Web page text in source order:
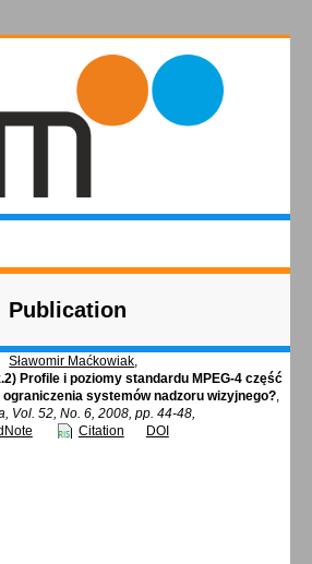
Publication
Sławomir Maćkowiak,
Profile i poziomy standardu MPEG-4 część
ograniczenia systemów nadzoru wizyjnego?,
Vol. 52, No. 6, 2008, pp. 44-48,
Citation DOI